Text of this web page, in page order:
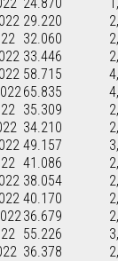
29.220
32.060
33.446
58.715
65.835
35.309
34.210
49.157
41.086
38.054
40.170
36.679
55.226
36.378